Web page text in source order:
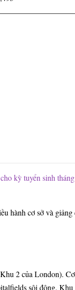
kỳ tuyển sinh
hành cơ sở và
2 của London).
sôi động.